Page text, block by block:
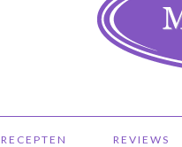
RECEPTEN REVIEWS